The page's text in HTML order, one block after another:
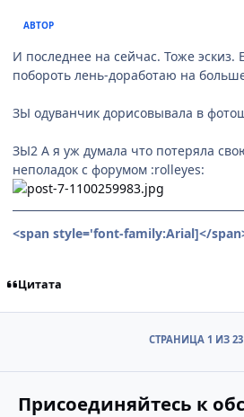
АВТОР
И последнее на сейчас. Тоже эскиз.
побороть лень-доработаю на
ЗЫ одуванчик дорисовывала в
ЗЫ2 А я уж думала что потеряла
неполадок с форумом :rolleyes:
<span style='font-family:Arial]</
Цитата
СТРАНИЦА 1 ИЗ 23
Присоединяйтесь к